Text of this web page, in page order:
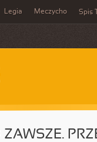
Legia Meczycho Spis